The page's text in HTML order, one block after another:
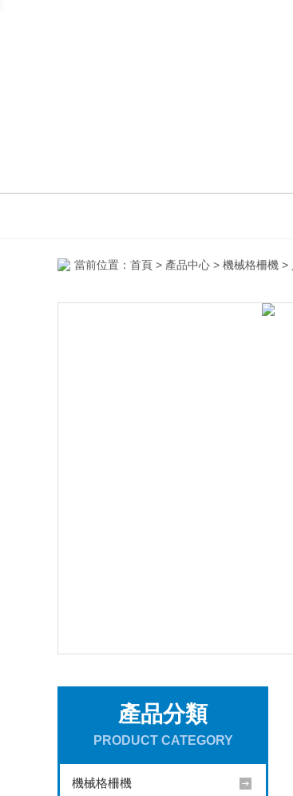
當前位置： 首頁 > 產品中心 > 機械格柵機 >
產品分類
PRODUCT CATEGORY
機械格柵機